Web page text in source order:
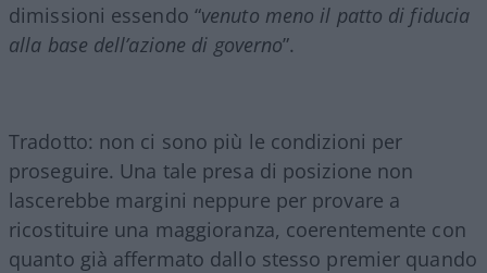
dimissioni essendo “venuto meno il patto di fiducia
alla base dell’azione di governo”.
Tradotto: non ci sono più le condizioni per
proseguire. Una tale presa di posizione non
lascerebbe margini neppure per provare a
ricostituire una maggioranza, coerentemente con
quanto già affermato dallo stesso premier quando